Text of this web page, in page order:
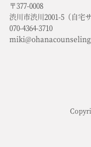
〒377-0008
渋川市渋川2001-5（自宅
070-4364-3710